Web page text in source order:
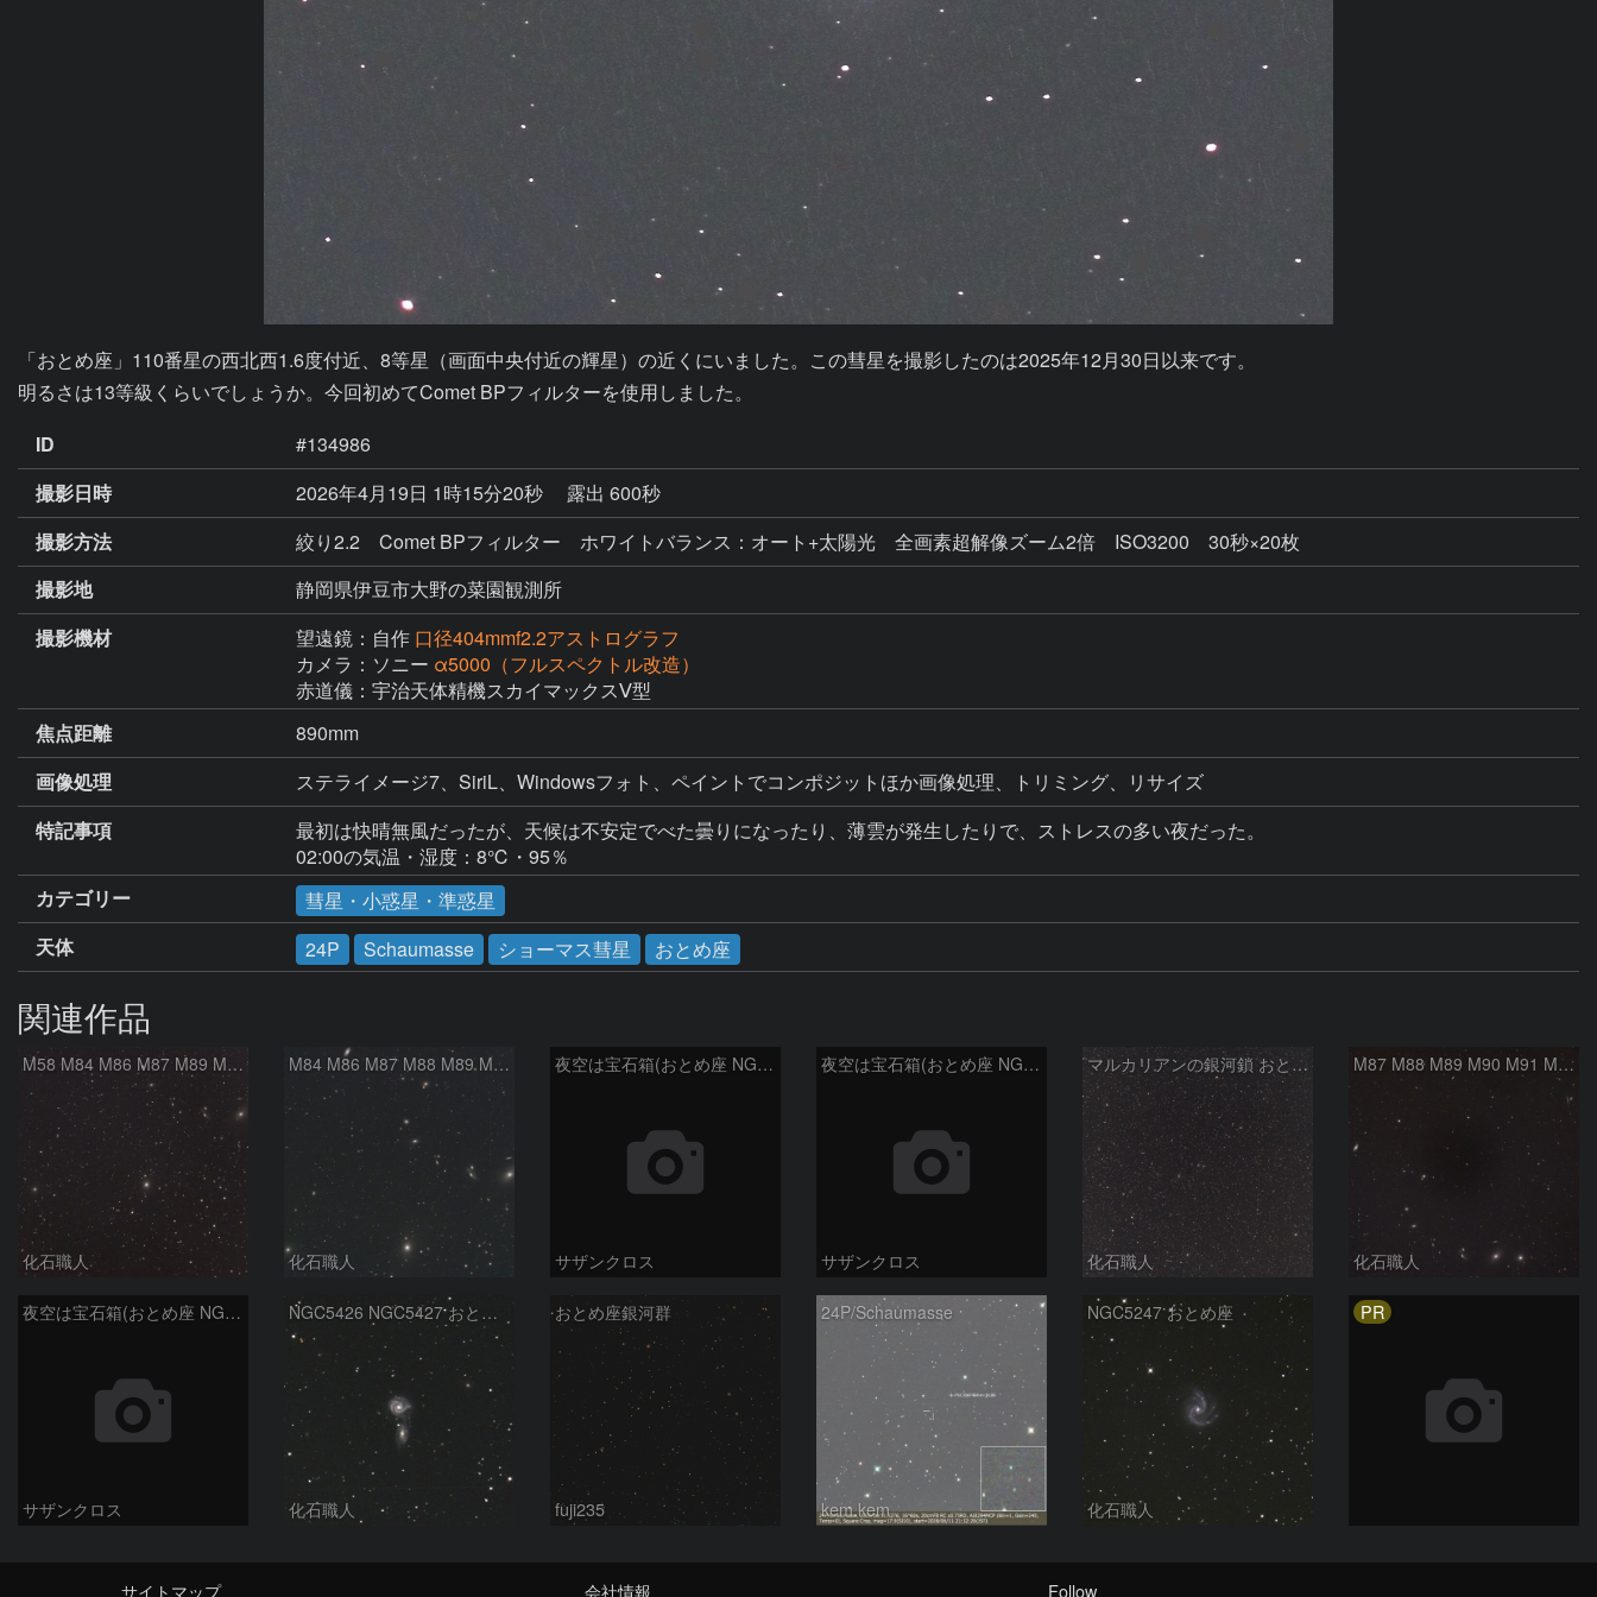
「おとめ座」110番星の西北西1.6度付近、8等星（画面中央付近の輝星）の近くにいました。この彗星を撮影したのは2025年12月30日以来です。
明るさは13等級くらいでしょうか。今回初めてComet BPフィルターを使用しました。
ID
#134986
撮影日時
2026年4月19日 1時15分20秒
露出 600秒
撮影方法
絞り2.2 Comet BPフィルター ホワイトバランス：オート+太陽光 全画素超解像ズーム2倍 ISO3200 30秒×20枚
撮影地
静岡県伊豆市大野の菜園観測所
撮影機材
望遠鏡：自作 口径404mmf2.2アストログラフ
カメラ：ソニー α5000（フルスペクトル改造）
赤道儀：宇治天体精機スカイマックスⅤ型
焦点距離
890mm
画像処理
特記事項
最初は快晴無風だったが、天候は不安定でべた曇りになったり、薄雲が発生したりで、ストレスの多い夜だった。
02:00の気温・湿度：8℃・95％
カテゴリー
彗星・小惑星・準惑星
天体
24P Schaumasse ショーマス彗星 おとめ座
関連作品
M58 M84 M86 M87 M89 M90 マルカリアンの銀河鎖 おとめ座 かみのけ座
化石職人
M84 M86 M87 M88 M89 M90 M91 マルカリアンの銀河鎖 おとめ座 かみのけ座
化石職人
夜空は宝石箱(おとめ座 NGC5566) Seestar50
サザンクロス
夜空は宝石箱(おとめ座 NGC5746) Seestar50
サザンクロス
マルカリアンの銀河鎖 おとめ座・ かみのけ座の銀河
化石職人
M87 M88 M89 M90 M91 M100 マルカリアンの銀河鎖 おとめ座 かみのけ座
化石職人
夜空は宝石箱(おとめ座 NGC5746) Seestar50
サザンクロス
NGC5426 NGC5427 おとめ座
化石職人
おとめ座銀河群
fuji235
24P/Schaumasse
kem.kem
NGC5247 おとめ座
化石職人
PR
サイトマップ 会社情報 Follow